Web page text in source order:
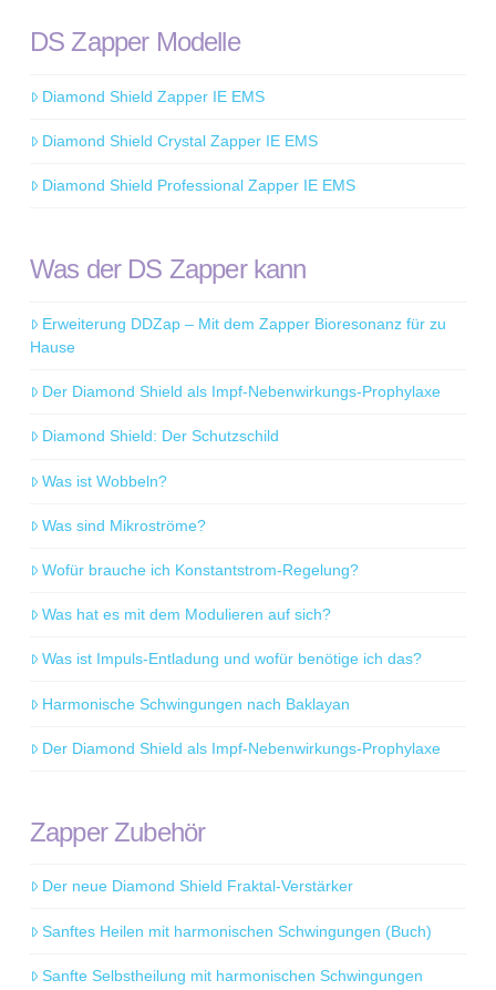
DS Zapper Modelle
Diamond Shield Zapper IE EMS
Diamond Shield Crystal Zapper IE EMS
Diamond Shield Professional Zapper IE EMS
Was der DS Zapper kann
Erweiterung DDZap – Mit dem Zapper Bioresonanz für zu
Hause
Der Diamond Shield als Impf-Nebenwirkungs-Prophylaxe
Diamond Shield: Der Schutzschild
Was ist Wobbeln?
Was sind Mikroströme?
Wofür brauche ich Konstantstrom-Regelung?
Was hat es mit dem Modulieren auf sich?
Was ist Impuls-Entladung und wofür benötige ich das?
Harmonische Schwingungen nach Baklayan
Der Diamond Shield als Impf-Nebenwirkungs-Prophylaxe
Zapper Zubehör
Der neue Diamond Shield Fraktal-Verstärker
Sanftes Heilen mit harmonischen Schwingungen (Buch)
Sanfte Selbstheilung mit harmonischen Schwingungen